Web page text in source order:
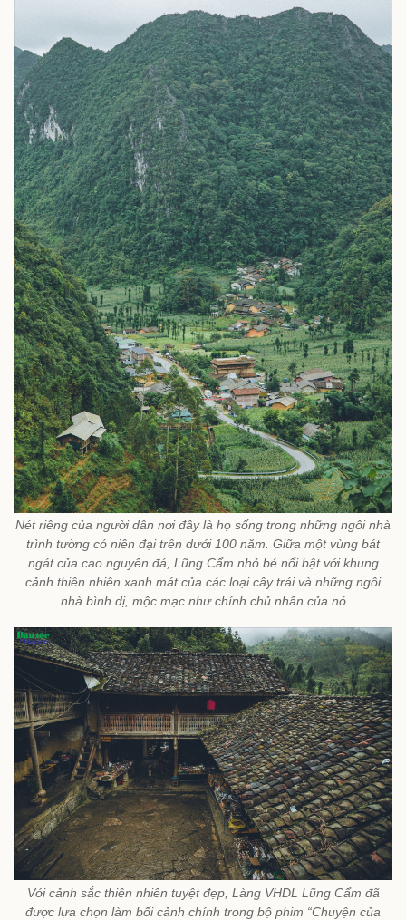
Nét riêng của người dân nơi đây là họ sống trong những ngôi nhà
trình tường có niên đại trên dưới 100 năm. Giữa một vùng bát
ngát của cao nguyên đá, Lũng Cẩm nhỏ bé nổi bật với khung
cảnh thiên nhiên xanh mát của các loại cây trái và những ngôi
nhà bình dị, mộc mạc như chính chủ nhân của nó
Với cảnh sắc thiên nhiên tuyệt đẹp, Làng VHDL Lũng Cẩm đã
được lựa chọn làm bối cảnh chính trong bộ phim “Chuyện của